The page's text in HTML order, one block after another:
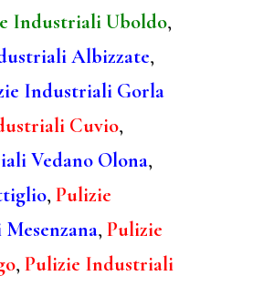
Industriali Uboldo,
Albizzate,
Industriali Gorla
Cuvio,
Vedano Olona,
, Pulizie
, Pulizie
, Pulizie Industriali